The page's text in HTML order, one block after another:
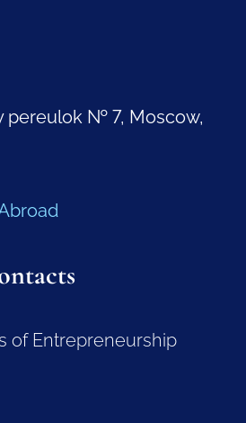
pereulok № 7, Moscow,
of Entrepreneurship